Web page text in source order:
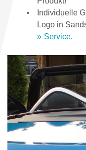
Individuelle
Logo in
Service.